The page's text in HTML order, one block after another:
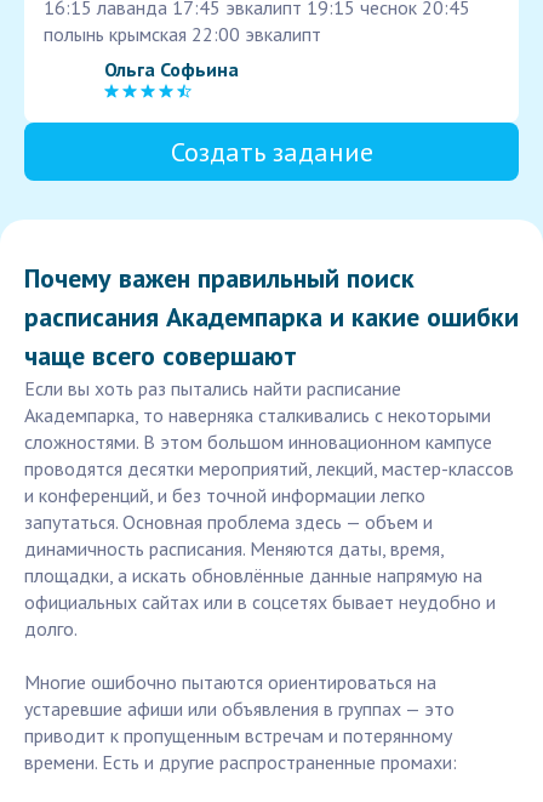
16:15 лаванда 17:45 эвкалипт 19:15 чеснок 20:45
полынь крымская 22:00 эвкалипт
Ольга Софьина
Создать задание
Почему важен правильный поиск
расписания Академпарка и какие ошибки
чаще всего совершают
Если вы хоть раз пытались найти расписание
Академпарка, то наверняка сталкивались с некоторыми
сложностями. В этом большом инновационном кампусе
проводятся десятки мероприятий, лекций, мастер-классов
и конференций, и без точной информации легко
запутаться. Основная проблема здесь — объем и
динамичность расписания. Меняются даты, время,
площадки, а искать обновлённые данные напрямую на
официальных сайтах или в соцсетях бывает неудобно и
долго.
Многие ошибочно пытаются ориентироваться на
устаревшие афиши или объявления в группах — это
приводит к пропущенным встречам и потерянному
времени. Есть и другие распространенные промахи: